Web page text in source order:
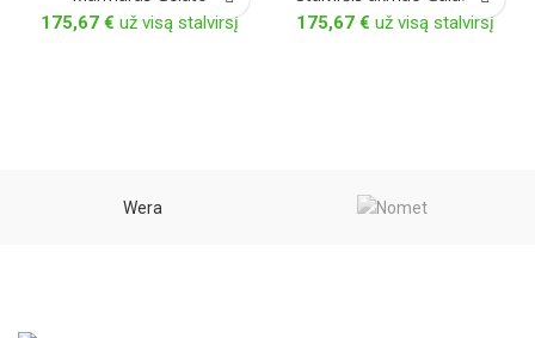
175,67 € už visą stalviršį 175,67 € už visą stalviršį
Wera